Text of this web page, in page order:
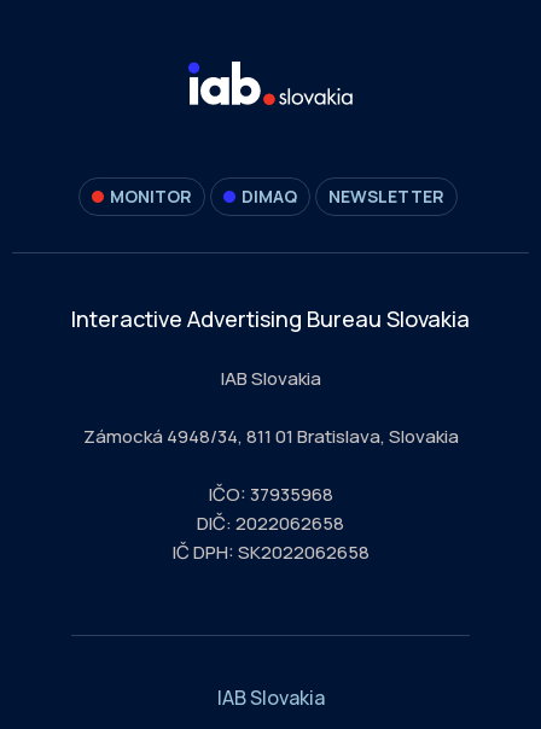
MONITOR DIMAQ NEWSLETTER
Interactive Advertising Bureau Slovakia
IAB Slovakia
Zámocká 4948/34, 811 01 Bratislava, Slovakia
IČO: 37935968
DIČ: 2022062658
IČ DPH: SK2022062658
IAB Slovakia